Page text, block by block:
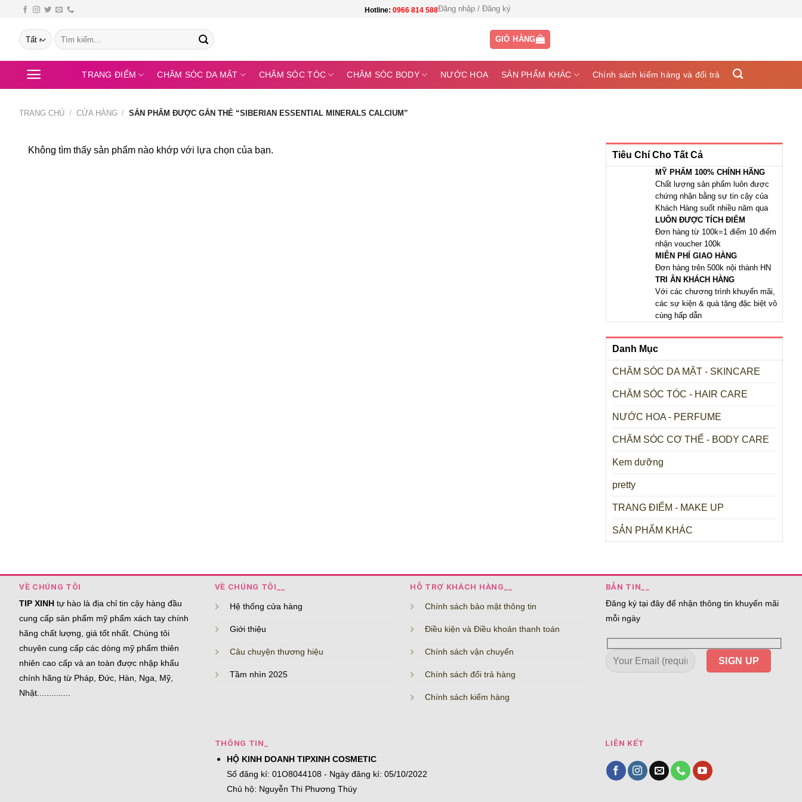
Hotline: 0966 814 588Đăng nhập / Đăng ký
Tìm
kiếm:
GIỎ HÀNG
TRANG ĐIỂM CHĂM SÓC DA MẶT CHĂM SÓC TÓC CHĂM SÓC BODY NƯỚC HOA SẢN PHẨM KHÁC Chính sách kiểm hàng và đổi trả
TRANG CHỦ / CỬA HÀNG / SẢN PHẨM ĐƯỢC GẮN THẺ “SIBERIAN ESSENTIAL MINERALS CALCIUM”
Không tìm thấy sản phẩm nào khớp với lựa chọn của bạn. Tiêu Chí Cho Tất Cả
MỸ PHẨM 100% CHÍNH HÃNG
Chất lượng sản phẩm luôn được
chứng nhận bằng sự tin cậy của
Khách Hàng suốt nhiều năm qua
LUÔN ĐƯỢC TÍCH ĐIỂM
Đơn hàng từ 100k=1 điểm 10 điểm
nhận voucher 100k
MIỄN PHÍ GIAO HÀNG
Đơn hàng trên 500k nội thành HN
TRI ÂN KHÁCH HÀNG
Với các chương trình khuyến mãi,
các sự kiện & quà tặng đặc biệt vô
cùng hấp dẫn
Danh Mục
CHĂM SÓC DA MẶT - SKINCARE
CHĂM SÓC TÓC - HAIR CARE
NƯỚC HOA - PERFUME
CHĂM SÓC CƠ THỂ - BODY CARE
Kem dưỡng
pretty
TRANG ĐIỂM - MAKE UP
SẢN PHẨM KHÁC
VỀ CHÚNG TÔI
TIP XINH tự hào là địa chỉ tin cậy hàng đầu
cung cấp sản phẩm mỹ phẩm xách tay chính
hãng chất lượng, giá tốt nhất. Chúng tôi
chuyên cung cấp các dòng mỹ phẩm thiên
nhiên cao cấp và an toàn được nhập khẩu
chính hãng từ Pháp, Đức, Hàn, Nga, Mỹ,
Nhật..............
VỀ CHÚNG TÔI__
Hệ thống cửa hàng
Giới thiệu
Câu chuyện thương hiệu
Tầm nhìn 2025
HỖ TRỢ KHÁCH HÀNG__
Chính sách bảo mật thông tin
Điều kiện và Điều khoản thanh toán
Chính sách vận chuyển
Chính sách đổi trả hàng
Chính sách kiểm hàng
BẢN TIN__
Đăng ký tại đây để nhận thông tin khuyến mãi
mỗi ngày
THÔNG TIN_
HỘ KINH DOANH TIPXINH COSMETIC
Số đăng kí: 01O8044108 - Ngày đăng kí: 05/10/2022
Chủ hộ: Nguyễn Thi Phương Thúy
LIÊN KẾT